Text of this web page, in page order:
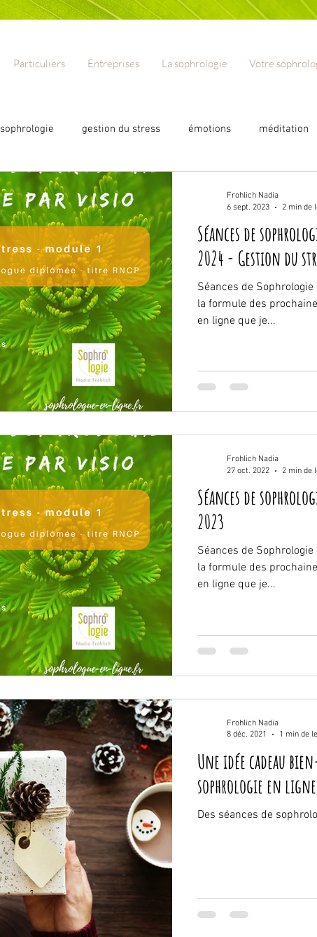
Particuliers Entreprises La sophrologie Votre
sophrologie gestion du stress émotions méditation
Sophrologie en ligne Arrêt du Tabac
Grossesse Accouchement Crises
Séances de
2024 - Gestion du
Séances de
la formule des
en ligne que je...
Frohlich Nadia
6 sept. 2023
2 min de
Séances de
2023
Séances de
la formule des
en ligne que je...
Frohlich Nadia
27 oct. 2022
2 min de
Une idée cadeau
sophrologie en
Des séances de
Frohlich Nadia
8 déc. 2021
1 min de